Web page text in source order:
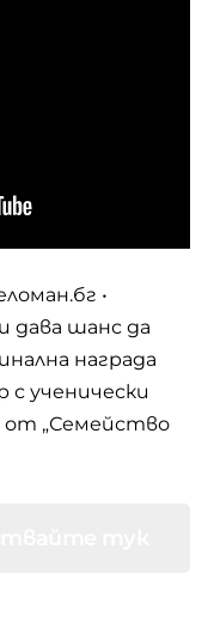
•
дава шанс да
награда
ученически
от „Семейство